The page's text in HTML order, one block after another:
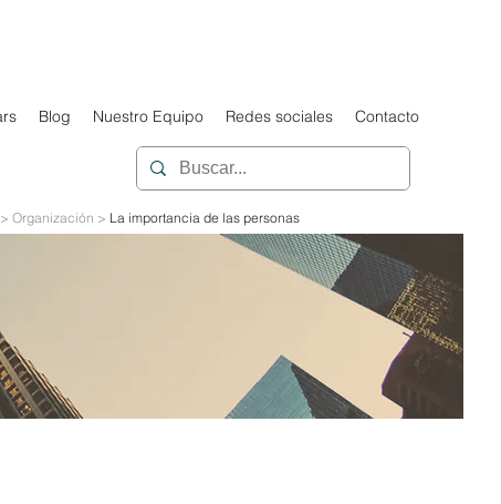
Blog Nuestro Equipo Redes sociales Contacto
Organización > La importancia de las personas